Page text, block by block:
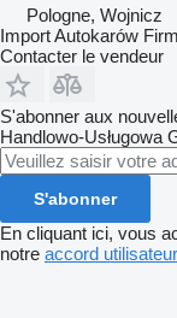
Pologne, Wojnicz
Import Autokarów
Contacter le vendeur
S'abonner aux
Handlowo-Usługowa
S'abonner
En cliquant ici, vous
notre accord utilisateur